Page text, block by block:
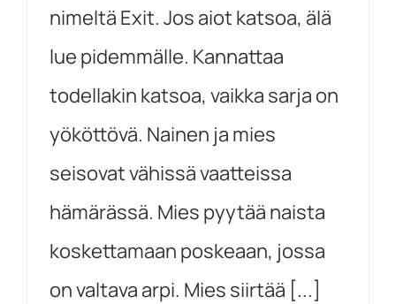
nimeltä Exit. Jos aiot katsoa, älä
lue pidemmälle. Kannattaa
todellakin katsoa, vaikka sarja on
yököttövä. Nainen ja mies
seisovat vähissä vaatteissa
hämärässä. Mies pyytää naista
koskettamaan poskeaan, jossa
on valtava arpi. Mies siirtää [...]